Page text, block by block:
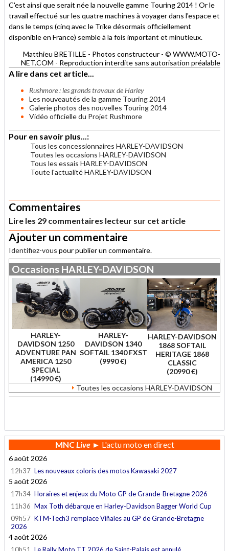
C'est ainsi que serait née la nouvelle gamme Touring 2014 ! Or le
travail effectué sur les quatre machines à voyager dans l'espace et
dans le temps (cinq avec le Trike désormais officiellement
disponible en France) semble à la fois important et minutieux.
Matthieu BRETILLE - Photos constructeur - © WWW.MOTO-
NET.COM - Reproduction interdite sans autorisation préalable
A lire dans cet article...
Rushmore : les grands travaux de Harley
Les nouveautés de la gamme Touring 2014
Galerie photos des nouvelles Touring 2014
Vidéo officielle du Projet Rushmore
Pour en savoir plus...:
Tous les concessionnaires HARLEY-DAVIDSON
Toutes les occasions HARLEY-DAVIDSON
Tous les essais HARLEY-DAVIDSON
Toute l'actualité HARLEY-DAVIDSON
Commentaires
Lire les 29 commentaires lecteur sur cet article
Ajouter un commentaire
Identifiez-vous pour publier un commentaire.
Occasions HARLEY-DAVIDSON
HARLEY-
DAVIDSON 1250
ADVENTURE PAN
AMERICA 1250
SPECIAL
(14990 €)
HARLEY-
DAVIDSON 1340
SOFTAIL 1340 FXST
(9990 €)
HARLEY-DAVIDSON
1868 SOFTAIL
HERITAGE 1868
CLASSIC
(20990 €)
Toutes les occasions HARLEY-DAVIDSON
MNCLive► L'actu moto en direct
6 août 2026
12h37 Les nouveaux coloris des motos Kawasaki 2027
5 août 2026
17h34 Horaires et enjeux du Moto GP de Grande-Bretagne 2026
11h36 Max Toth débarque en Harley-Davidson Bagger World Cup
09h57 KTM-Tech3 remplace Viñales au GP de Grande-Bretagne
2026
4 août 2026
10h51 Le Rally Moto TT 2026 de Saint-Palais est annulé